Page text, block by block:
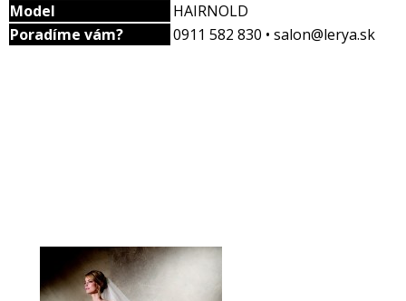
Model
HAIRNOLD
Poradíme vám?
0911 582 830 • salon@lerya.sk